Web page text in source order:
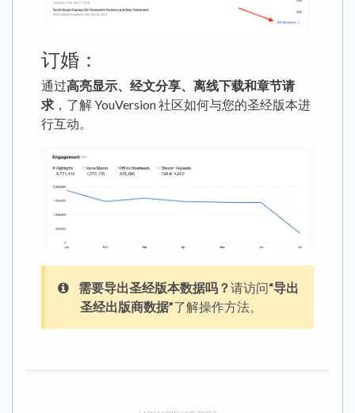
订婚：
通过高亮显示、经文分享、离线下载和章节请
求 ，了解 YouVersion 社区如何与您的圣经版本进
行互动。
需要导出圣经版本数据吗？请访问“导出
圣经出版商数据”了解操作方法。